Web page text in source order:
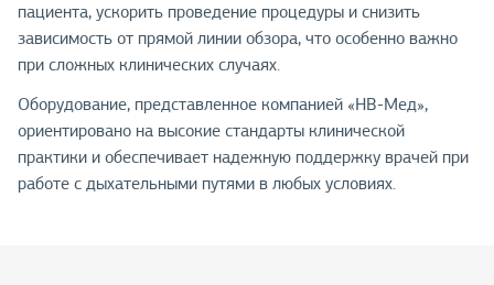
пациента, ускорить проведение процедуры и снизить
зависимость от прямой линии обзора, что особенно важно
при сложных клинических случаях.
Оборудование, представленное компанией «НВ-Мед»,
ориентировано на высокие стандарты клинической
практики и обеспечивает надежную поддержку врачей при
работе с дыхательными путями в любых условиях.